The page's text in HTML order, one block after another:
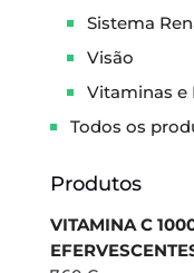
Sistema
Visão
Vitaminas e
Todos os
Produtos
VITAMINA C